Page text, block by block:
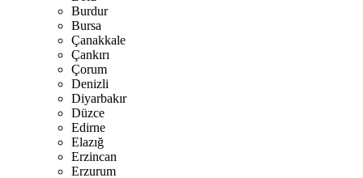
Burdur
Bursa
Çanakkale
Çankırı
Çorum
Denizli
Diyarbakır
Düzce
Edirne
Elazığ
Erzincan
Erzurum